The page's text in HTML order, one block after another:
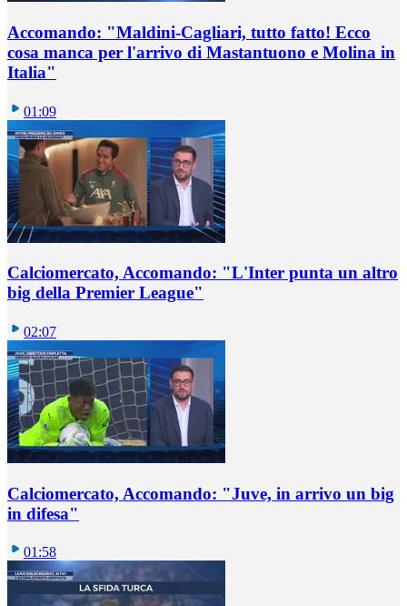
Accomando: "Maldini-Cagliari, tutto fatto! Ecco
cosa manca per l'arrivo di Mastantuono e Molina in
Italia"
01:09
Calciomercato, Accomando: "L'Inter punta un altro
big della Premier League"
02:07
Calciomercato, Accomando: "Juve, in arrivo un big
in difesa"
01:58